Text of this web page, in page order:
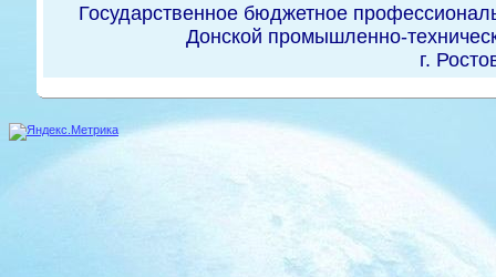
Государственное бюджетное
Донской промышленно-
г.